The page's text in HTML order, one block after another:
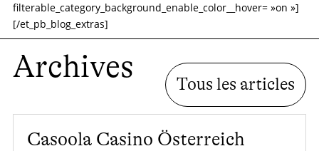
filterable_category_background_enable_color__hover= »on »]
[/et_pb_blog_extras]
Archives
Tous les articles
Casoola Casino Österreich